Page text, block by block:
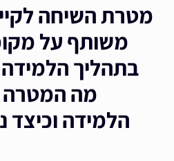
מטרת השיחה ל
משותף על
בתהליך הלמידה
מה המטרה
הלמידה וכיצד